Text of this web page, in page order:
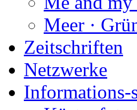
Meer ·
Zeitschriften
Netzwerke
Informations-